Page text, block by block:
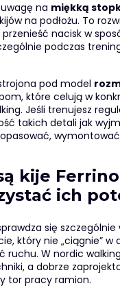
na miękką
na podłożu. To
nacisk w
podczas
pod model
które celują w
Jeśli trenujesz
takich detali jak
kije Ferrino
ich
się
który nie „ciągnie” w
ruchu. W nordic
a dobrze
tor pracy ramion.